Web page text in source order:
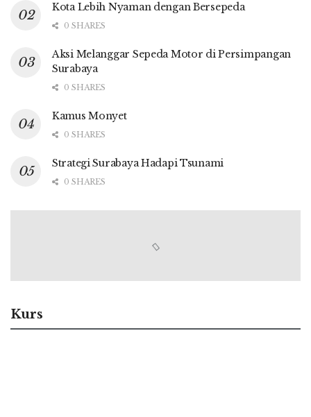
Kota Lebih Nyaman dengan Bersepeda
0 SHARES
Aksi Melanggar Sepeda Motor di Persimpangan
Surabaya
0 SHARES
Kamus Monyet
0 SHARES
Strategi Surabaya Hadapi Tsunami
0 SHARES
Kurs